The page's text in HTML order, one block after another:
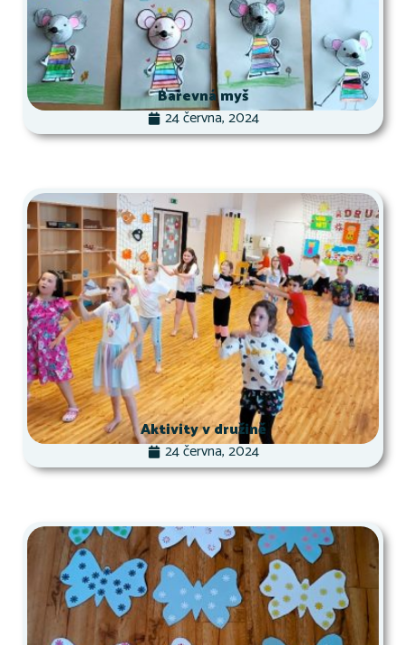
Barevná myš
24 června, 2024
Aktivity v družině
24 června, 2024